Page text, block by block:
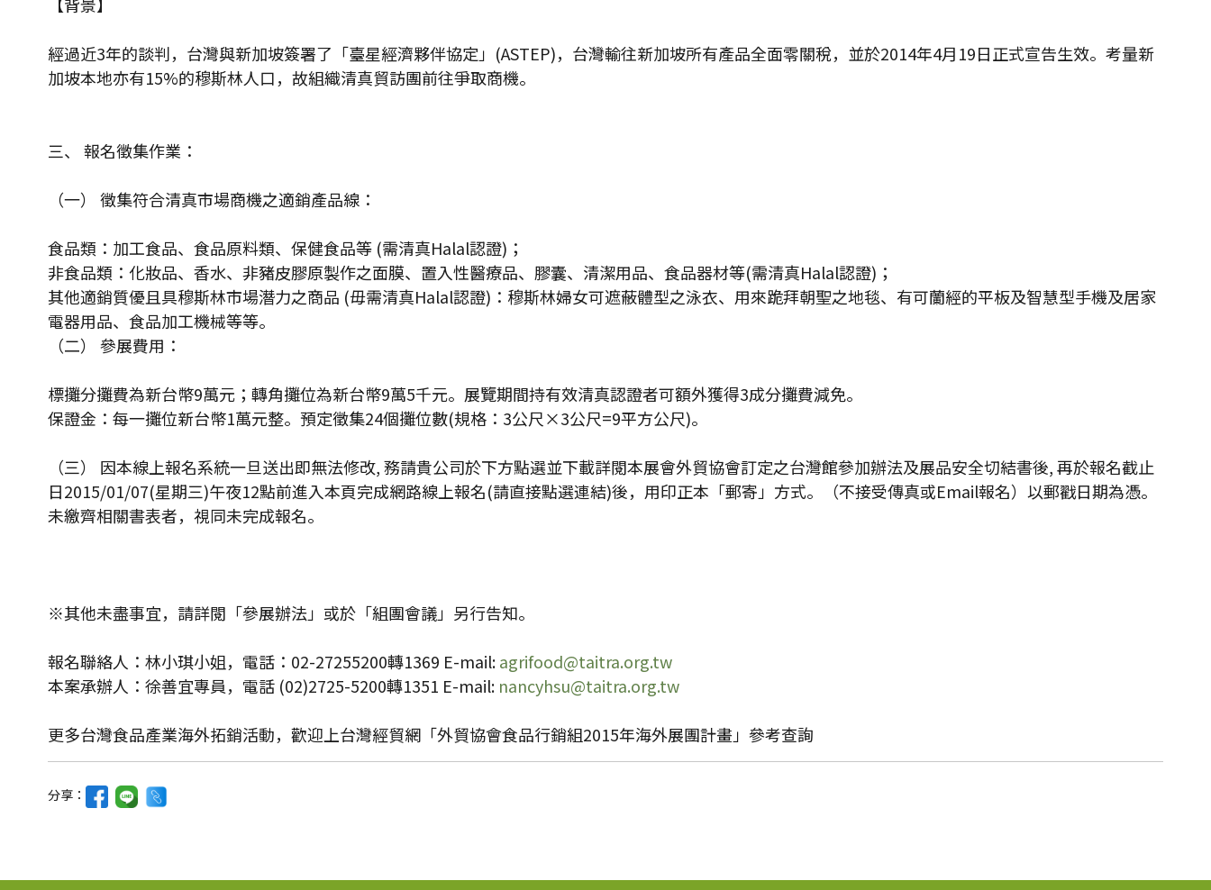
經過近3年的談判，台灣與新加坡簽署了「臺星經濟夥伴協定」(ASTEP)，台灣輸往新加坡所有產品全面零關稅，並於2014年4月19日正式宣告生效。考量新
加坡本地亦有15%的穆斯林人口，故組織清真貿訪團前往爭取商機。
三、 報名徵集作業：
（一） 徵集符合清真市場商機之適銷產品線：
食品類：加工食品、食品原料類、保健食品等 (需清真Halal認證)；
非食品類：化妝品、香水、非豬皮膠原製作之面膜、置入性醫療品、膠囊、清潔用品、食品器材等(需清真Halal認證)；
其他適銷質優且具穆斯林市場潛力之商品 (毋需清真Halal認證)：穆斯林婦女可遮蔽體型之泳衣、用來跪拜朝聖之地毯、有可蘭經的平板及智慧型手機及居家
電器用品、食品加工機械等等。
（二） 參展費用：
標攤分攤費為新台幣9萬元；轉角攤位為新台幣9萬5千元。展覽期間持有效清真認證者可額外獲得3成分攤費減免。
保證金：每一攤位新台幣1萬元整。預定徵集24個攤位數(規格：3公尺×3公尺=9平方公尺)。
（三） 因本線上報名系統一旦送出即無法修改, 務請貴公司於下方點選並下載詳閱本展會外貿協會訂定之台灣館參加辦法及展品安全切結書後, 再於報名截止
日2015/01/07(星期三)午夜12點前進入本頁完成網路線上報名(請直接點選連結)後，用印正本「郵寄」方式。（不接受傳真或Email報名）以郵戳日期為憑。
未繳齊相關書表者，視同未完成報名。
※其他未盡事宜，請詳閱「參展辦法」或於「組團會議」另行告知。
報名聯絡人：林小琪小姐，電話：02-27255200轉1369 E-mail:agrifood@taitra.org.tw
本案承辦人：徐善宜專員，電話 (02)2725-5200轉1351 E-mail: nancyhsu@taitra.org.tw
更多台灣食品產業海外拓銷活動，歡迎上台灣經貿網「外貿協會食品行銷組2015年海外展團計畫」參考查詢
分享：